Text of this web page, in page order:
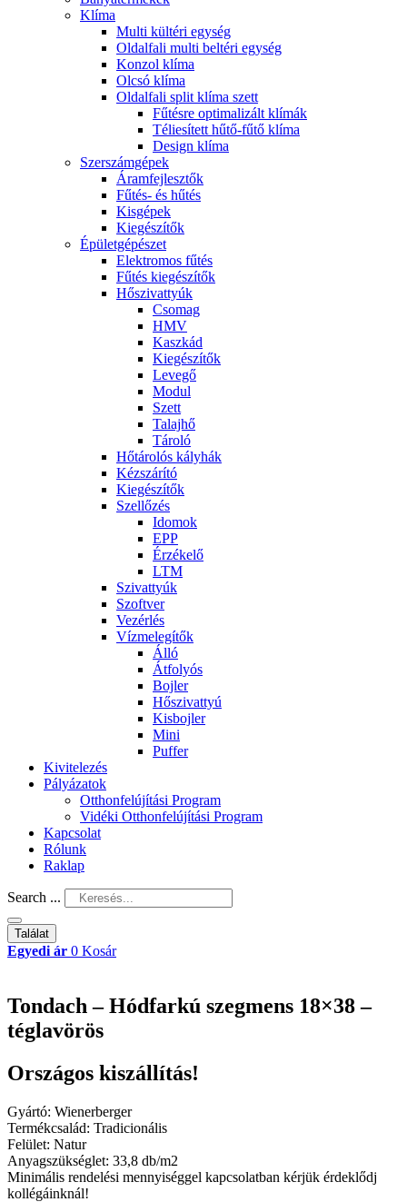
Klíma
Multi kültéri egység
Oldalfali multi beltéri egység
Konzol klíma
Olcsó klíma
Oldalfali split klíma szett
Fűtésre optimalizált klímák
Téliesített hűtő-fűtő klíma
Design klíma
Szerszámgépek
Áramfejlesztők
Fűtés- és hűtés
Kisgépek
Kiegészítők
Épületgépészet
Elektromos fűtés
Fűtés kiegészítők
Hőszivattyúk
Csomag
HMV
Kaszkád
Kiegészítők
Levegő
Modul
Szett
Talajhő
Tároló
Hőtárolós kályhák
Kézszárító
Kiegészítők
Szellőzés
Idomok
EPP
Érzékelő
LTM
Szivattyúk
Szoftver
Vezérlés
Vízmelegítők
Álló
Átfolyós
Bojler
Hőszivattyú
Kisbojler
Mini
Puffer
Kivitelezés
Pályázatok
Otthonfelújítási Program
Vidéki Otthonfelújítási Program
Kapcsolat
Rólunk
Raklap
Search ...
Találat
Egyedi ár 0 Kosár
Tondach – Hódfarkú szegmens 18×38 –
téglavörös
Országos kiszállítás!
Gyártó: Wienerberger
Termékcsalád: Tradicionális
Felület: Natur
Anyagszükséglet: 33,8 db/m2
Minimális rendelési mennyiséggel kapcsolatban kérjük érdeklődj
kollégáinknál!